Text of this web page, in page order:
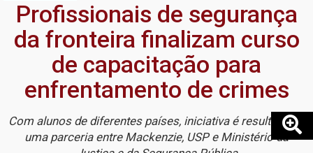
Profissionais de segurança
da fronteira finalizam curso
de capacitação para
enfrentamento de crimes
Com alunos de diferentes países, iniciativa é resultado de
uma parceria entre Mackenzie, USP e Ministério da